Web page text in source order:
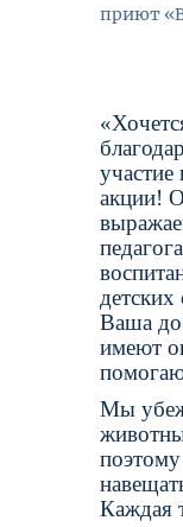
приют
участие
акции!
Ваша
имеют
Мы
поэтому
Каждая